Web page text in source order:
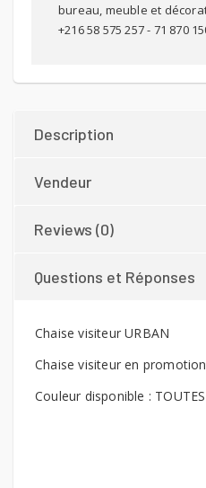
bureau, meuble et
+216 58 575 257 - 71 870
Description
Vendeur
Reviews (0)
Questions et Réponses
Chaise visiteur URBAN
Chaise visiteur en promotion
Couleur disponible : TOUTES